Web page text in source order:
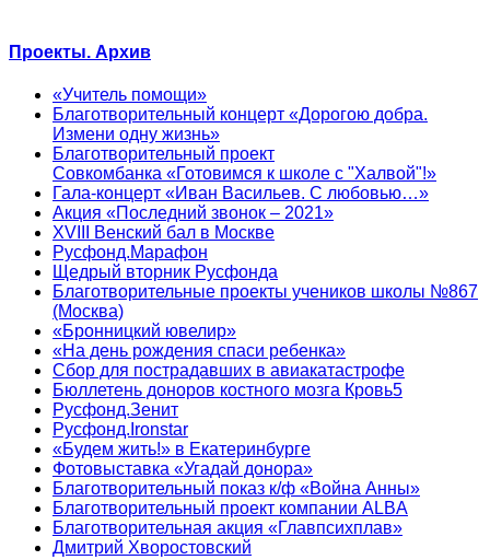
Проекты. Архив
«Учитель помощи»
Благотворительный концерт «Дорогою добра.
Измени одну жизнь»
Благотворительный проект
Совкомбанка «Готовимся к школе с "Халвой"!»
Гала-концерт «Иван Васильев. С любовью…»
Акция «Последний звонок – 2021»
XVIII Венский бал в Москве
Русфонд.Марафон
Щедрый вторник Русфонда
Благотворительные проекты учеников школы №867
(Москва)
«Бронницкий ювелир»
«На день рождения спаси ребенка»
Сбор для пострадавших в авиакатастрофе
Бюллетень доноров костного мозга Кровь5
Русфонд.Зенит
Русфонд.Ironstar
«Будем жить!» в Екатеринбурге
Фотовыставка «Угадай донора»
Благотворительный показ к/ф «Война Анны»
Благотворительный проект компании ALBA
Благотворительная акция «Главпсихплав»
Дмитрий Хворостовский